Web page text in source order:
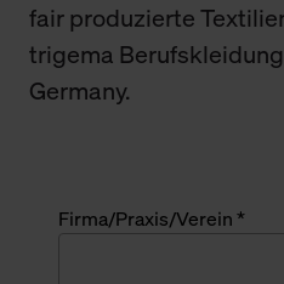
fair produzierte
trigema
Germany.
Firma/Praxis/Verein *